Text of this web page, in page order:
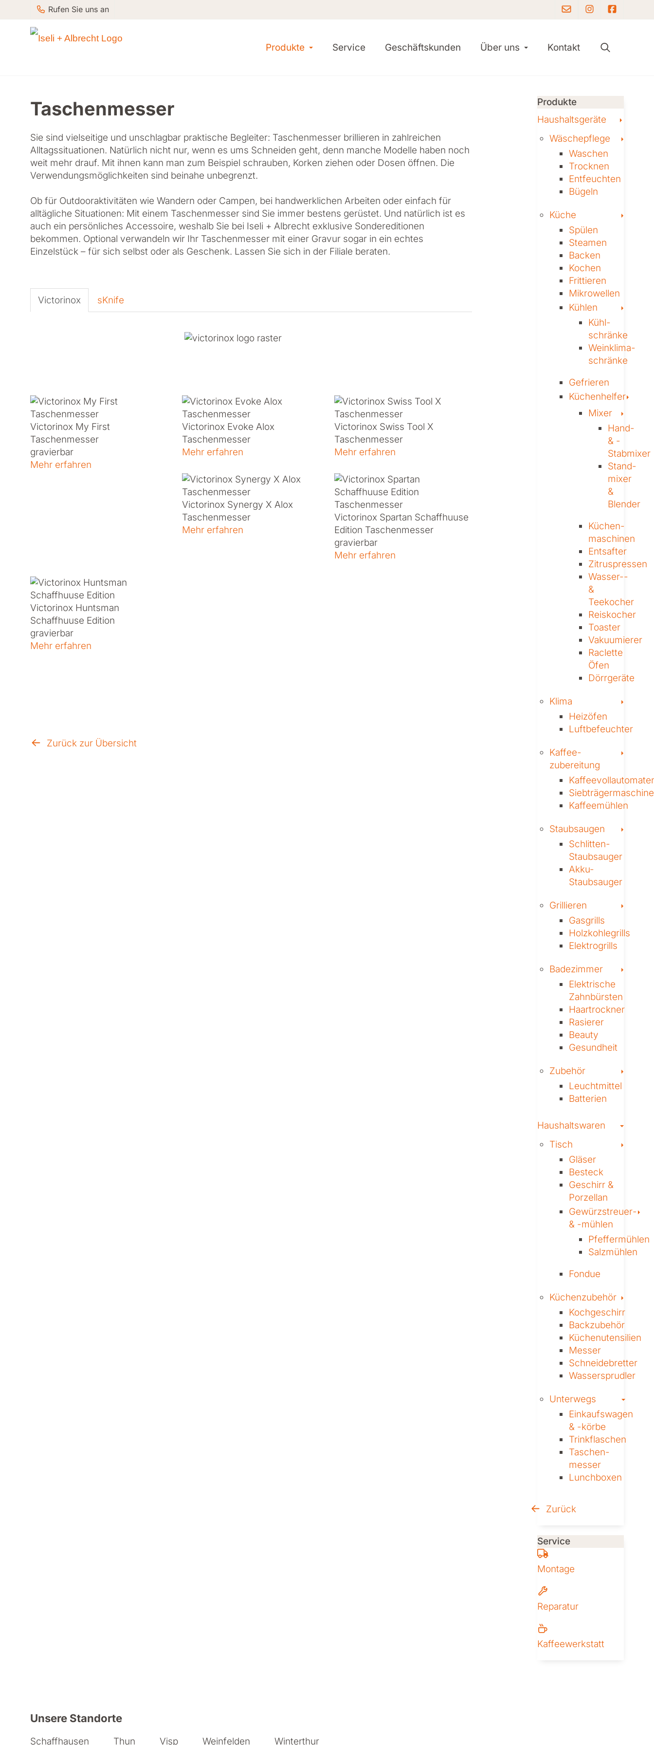
Rufen Sie uns an Instagram
Produkte Toggle Dropdown
Service Geschäftskunden Über uns Toggle Dropdown
Kontakt
Taschenmesser
Sie sind vielseitige und unschlagbar praktische Begleiter: Taschenmesser brillieren in zahlreichen
Alltagssituationen. Natürlich nicht nur, wenn es ums Schneiden geht, denn manche Modelle haben noch
weit mehr drauf. Mit ihnen kann man zum Beispiel schrauben, Korken ziehen oder Dosen öffnen. Die
Verwendungsmöglichkeiten sind beinahe unbegrenzt.
Ob für Outdooraktivitäten wie Wandern oder Campen, bei handwerklichen Arbeiten oder einfach für
alltägliche Situationen: Mit einem Taschenmesser sind Sie immer bestens gerüstet. Und natürlich ist es
auch ein persönliches Accessoire, weshalb Sie bei Iseli + Albrecht exklusive Sondereditionen
bekommen. Optional verwandeln wir Ihr Taschenmesser mit einer Gravur sogar in ein echtes
Einzelstück – für sich selbst oder als Geschenk. Lassen Sie sich in der Filiale beraten.
Victorinox sKnife
Victorinox My First
Taschenmesser
gravierbar
Mehr erfahren
Victorinox Evoke Alox
Taschenmesser
Mehr erfahren
Victorinox Swiss Tool X
Taschenmesser
Mehr erfahren
Victorinox Synergy X Alox
Taschenmesser
Mehr erfahren
Victorinox Spartan Schaffhuuse
Edition Taschenmesser
gravierbar
Mehr erfahren
Victorinox Huntsman
Schaffhuuse Edition
gravierbar
Mehr erfahren
Zurück zur Übersicht
Produkte
Haushaltsgeräte
Wäschepflege
Waschen
Trocknen
Ent­feuch­ten
Bügeln
Küche
Spülen
Steamen
Backen
Kochen
Frittieren
Mikrowellen
Kühlen
Kühl­
schränke
Weinklima­
schränke
Gefrieren
Küchenhelfer
Mixer
Hand-
& ­
Stabmixer
Stand­
mixer
&
Blender
Küchen­
maschinen
Entsafter
Zitruspressen
Wasser-­
&
Teekocher
Reiskocher
Toaster
Vakuumierer
Raclette
Öfen
Dörrgeräte
Klima
Heizöfen
Luftbefeuchter
Kaffee­
zubereitung
Kaffeemühlen
Staubsaugen
Schlitten-
Staubsauger
Akku-
Staubsauger
Grillieren
Gasgrills
Holzkohlegrills
Elektrogrills
Badezimmer
Elektrische
Zahnbürsten
Haartrockner
Rasierer
Beauty
Gesundheit
Zubehör
Leuchtmittel
Batterien
Haushaltswaren
Tisch
Gläser
Besteck
Geschirr &
Porzellan
Gewürzstreuer­
& -mühlen
Pfeffermühlen
Salzmühlen
Fondue
Küchenzubehör
Kochgeschirr
Backzubehör
Küchenutensilien
Messer
Schneidebretter
Wassersprudler
Unterwegs
Einkaufswagen
& ­-körbe
Trinkflaschen
Taschen­
messer
Lunchboxen
Zurück
Service
Montage
Reparatur
Kaffeewerkstatt
Unsere Standorte
Schaffhausen Thun Visp Weinfelden Winterthur